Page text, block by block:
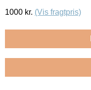
1000 kr. (Vis fragtpris)